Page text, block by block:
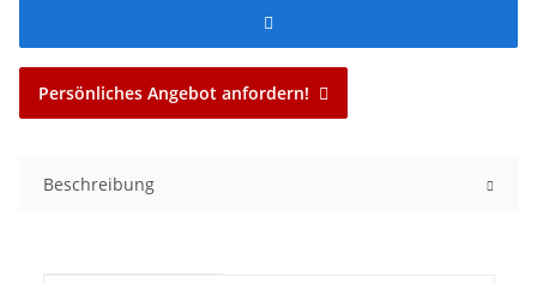
Persönliches Angebot anfordern!
Beschreibung